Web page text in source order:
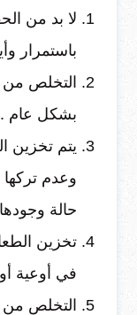
لا بد من
باستمرار
التخلص من
بشكل عام .
يتم تخزين
وعدم
حالة
تخزين
في أوعية
التخلص من